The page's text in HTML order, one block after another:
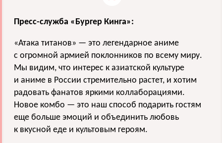
Пресс-служба «Бургер Кинга»:
«Атака титанов» — это легендарное аниме
с огромной армией поклонников по всему миру.
Мы видим, что интерес к азиатской культуре
и аниме в России стремительно растет, и хотим
радовать фанатов яркими коллаборациями.
Новое комбо — это наш способ подарить гостям
еще больше эмоций и объединить любовь
к вкусной еде и культовым героям.